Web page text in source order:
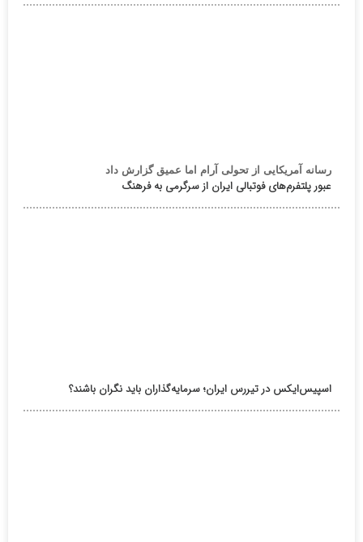
رسانه آمریکایی از تحولی آرام اما عمیق گزارش داد
عبور پلتفرم‌های فوتبالی ایران از سرگرمی به فرهنگ
اسپیس‌ایکس در تیررس ایران؛ سرمایه‌گذاران باید نگران باشند؟